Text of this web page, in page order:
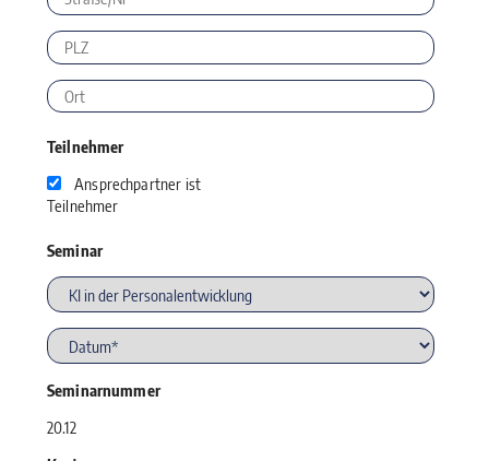
Teilnehmer
Ansprechpartner ist
Teilnehmer
Seminar
Seminarnummer
20.12